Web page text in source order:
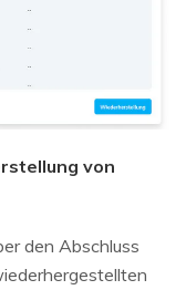
von
den Abschluss